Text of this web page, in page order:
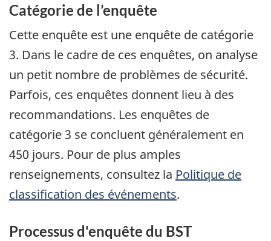
Catégorie de l’enquête
Cette enquête est une enquête de catégorie
3. Dans le cadre de ces enquêtes, on analyse
un petit nombre de problèmes de sécurité.
Parfois, ces enquêtes donnent lieu à des
recommandations. Les enquêtes de
catégorie 3 se concluent généralement en
450 jours. Pour de plus amples
renseignements, consultez la Politique de
classification des événements.
Processus d'enquête du BST